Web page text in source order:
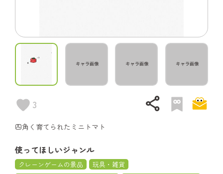
3 share
四角く育てられたミニトマト
使ってほしいジャンル
クレーンゲームの景品
玩具・雑貨